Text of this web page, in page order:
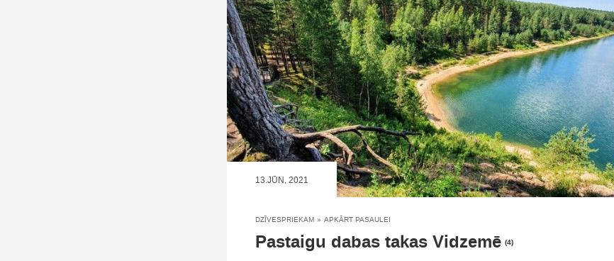
13.JŪN, 2021
DZĪVESPRIEKAM » APKĀRT PASAULEI
Pastaigu dabas takas Vidzemē (4)